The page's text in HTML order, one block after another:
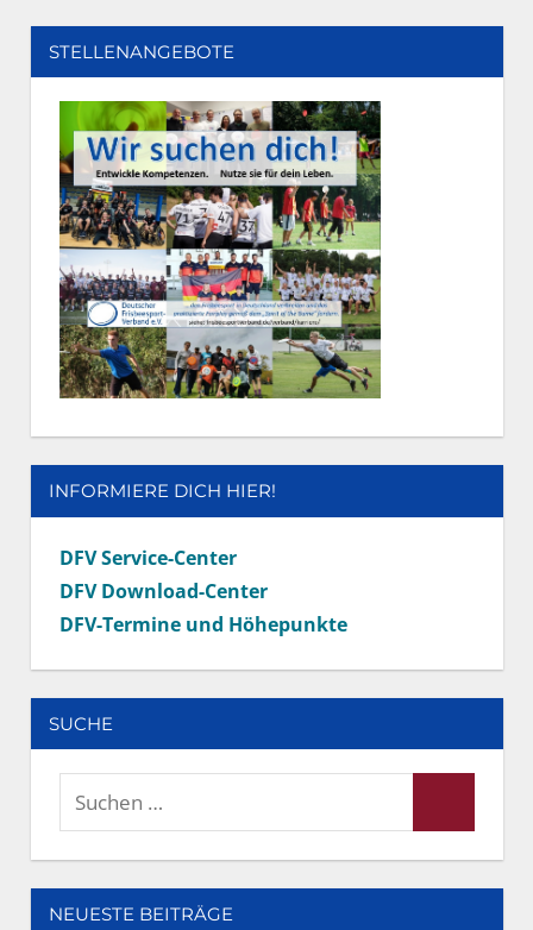
STELLENANGEBOTE
INFORMIERE DICH HIER!
DFV Service-Center
DFV Download-Center
DFV-Termine und Höhepunkte
SUCHE
Suchen
NEUESTE BEITRÄGE